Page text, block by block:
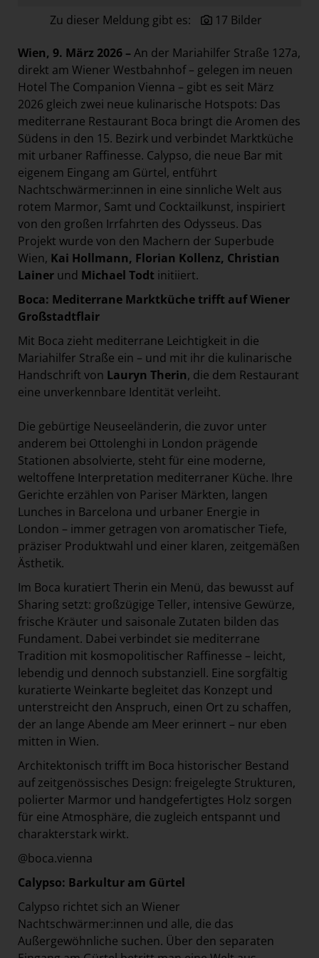
section.d
Swiss Life Select
The Companion
The Hoxton
Unibail-Rodamco-Westfield
Vöslauer
MEDIA
KONTAKT
Zu dieser Meldung gibt es: 17 Bilder
Wien, 9. März 2026 – An der Mariahilfer Straße 127a,
direkt am Wiener Westbahnhof – gelegen im neuen
Hotel The Companion Vienna – gibt es seit März
2026 gleich zwei neue kulinarische Hotspots: Das
mediterrane Restaurant Boca bringt die Aromen des
Südens in den 15. Bezirk und verbindet Marktküche
mit urbaner Raffinesse. Calypso, die neue Bar mit
eigenem Eingang am Gürtel, entführt
Nachtschwärmer:innen in eine sinnliche Welt aus
rotem Marmor, Samt und Cocktailkunst, inspiriert
von den großen Irrfahrten des Odysseus. Das
Projekt wurde von den Machern der Superbude
Wien, Kai Hollmann, Florian Kollenz, Christian
Lainer und Michael Todt initiiert.
Boca: Mediterrane Marktküche trifft auf Wiener
Großstadtflair
Mit Boca zieht mediterrane Leichtigkeit in die
Mariahilfer Straße ein – und mit ihr die kulinarische
Handschrift von Lauryn Therin, die dem Restaurant
eine unverkennbare Identität verleiht.
Die gebürtige Neuseeländerin, die zuvor unter
anderem bei Ottolenghi in London prägende
Stationen absolvierte, steht für eine moderne,
weltoffene Interpretation mediterraner Küche. Ihre
Gerichte erzählen von Pariser Märkten, langen
Lunches in Barcelona und urbaner Energie in
London – immer getragen von aromatischer Tiefe,
präziser Produktwahl und einer klaren, zeitgemäßen
Ästhetik.
Im Boca kuratiert Therin ein Menü, das bewusst auf
Sharing setzt: großzügige Teller, intensive Gewürze,
frische Kräuter und saisonale Zutaten bilden das
Fundament. Dabei verbindet sie mediterrane
Tradition mit kosmopolitischer Raffinesse – leicht,
lebendig und dennoch substanziell. Eine sorgfältig
kuratierte Weinkarte begleitet das Konzept und
unterstreicht den Anspruch, einen Ort zu schaffen,
der an lange Abende am Meer erinnert – nur eben
mitten in Wien.
Architektonisch trifft im Boca historischer Bestand
auf zeitgenössisches Design: freigelegte Strukturen,
polierter Marmor und handgefertigtes Holz sorgen
für eine Atmosphäre, die zugleich entspannt und
charakterstark wirkt.
@boca.vienna
Calypso: Barkultur am Gürtel
Calypso richtet sich an Wiener
Nachtschwärmer:innen und alle, die das
Außergewöhnliche suchen. Über den separaten